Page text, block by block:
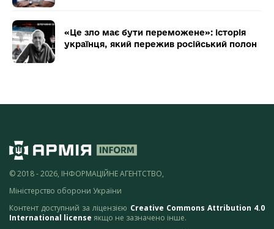
«Це зло має бути переможене»: історія
українця, який пережив російський полон
© 2018 - 2026, ІНФОРМАЦІЙНЕ АГЕНТСТВО,
Міністерство оборони України
Контент доступний за ліцензією Creative Commons Attribution 4.0
International license якщо не зазначено інше.